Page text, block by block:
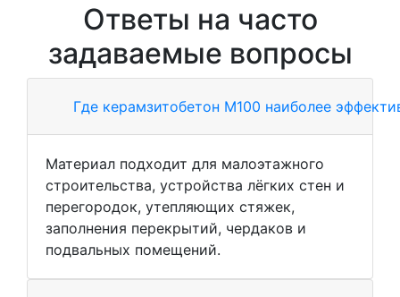
Ответы на часто
задаваемые вопросы
Где керамзитобетон М100 наиболее
Материал подходит для малоэтажного
строительства, устройства лёгких стен и
перегородок, утепляющих стяжек,
заполнения перекрытий, чердаков и
подвальных помещений.